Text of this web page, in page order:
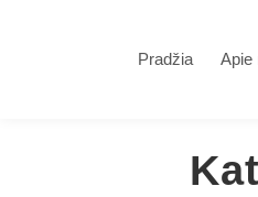
Gamtos
Gyvūnams,
Pradžia Apie